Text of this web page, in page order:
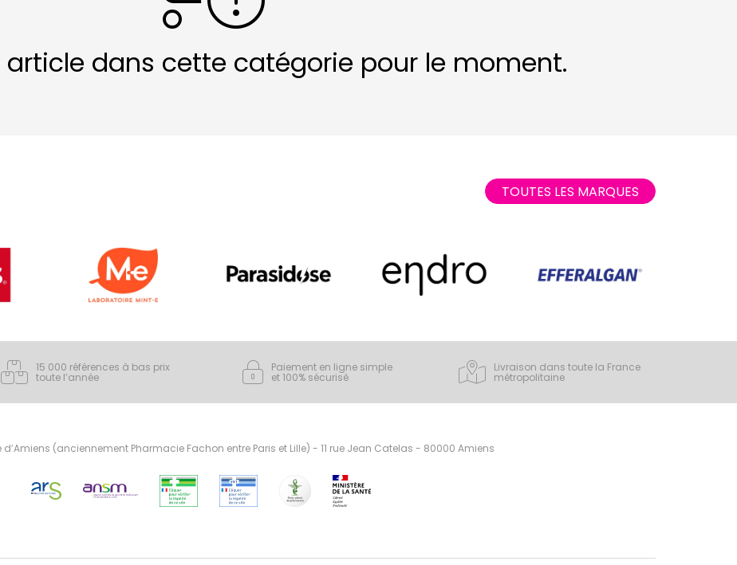
article dans cette catégorie pour le moment.
TOUTES LES MARQUES
15 000 références à bas prix
toute l’année
Paiement en ligne simple
et 100% sécurisé
Livraison dans toute la France
métropolitaine
(anciennement Pharmacie Fachon entre Paris et Lille) - 11 rue Jean Catelas - 80000 Amiens